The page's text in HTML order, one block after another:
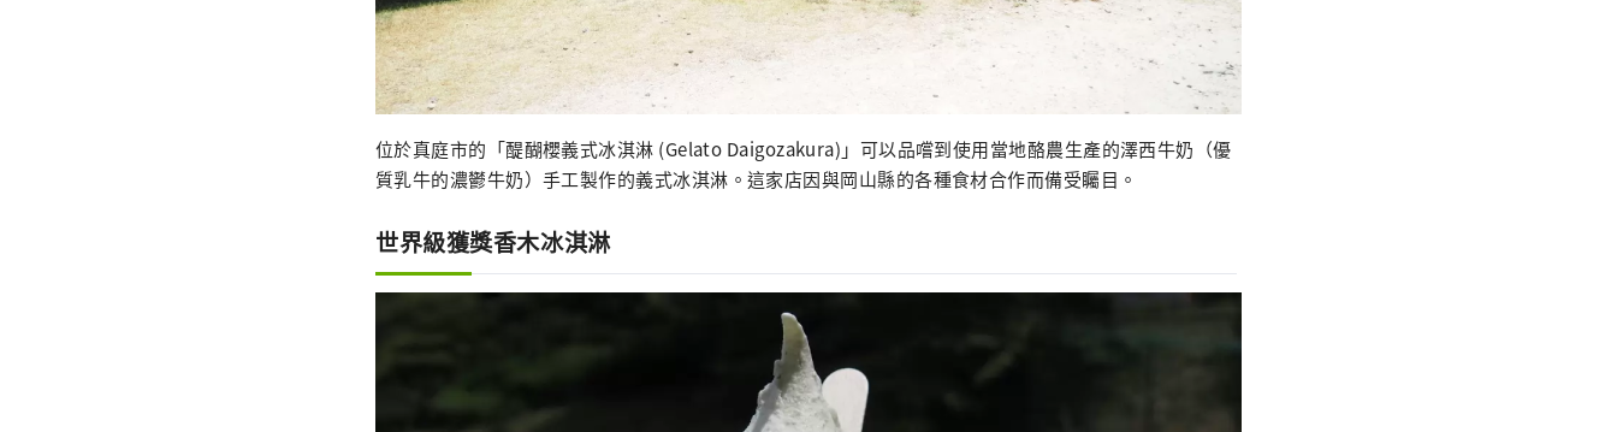
位於真庭市的「醍醐櫻義式冰淇淋 (Gelato Daigozakura)」可以品嚐到使用當地酪農生產的澤西牛奶（優
質乳牛的濃鬱牛奶）手工製作的義式冰淇淋。這家店因與岡山縣的各種食材合作而備受矚目。
世界級獲獎香木冰淇淋